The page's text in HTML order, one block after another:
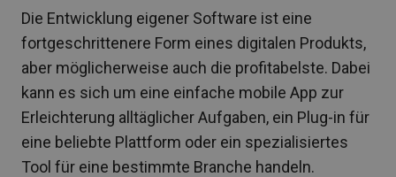
Die Entwicklung eigener Software ist eine
fortgeschrittenere Form eines digitalen Produkts,
aber möglicherweise auch die profitabelste. Dabei
kann es sich um eine einfache mobile App zur
Erleichterung alltäglicher Aufgaben, ein Plug-in für
eine beliebte Plattform oder ein spezialisiertes
Tool für eine bestimmte Branche handeln.